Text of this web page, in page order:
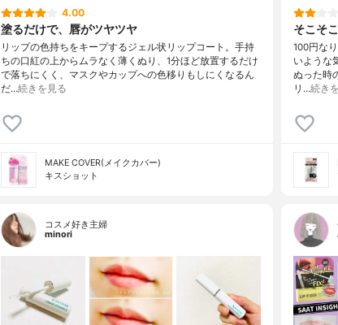
4.00
塗るだけで、唇がツヤツヤ
リップの色持ちをキープするジェル状リップコート。手持
ちの口紅の上からムラなく薄くぬり、1分ほど放置するだけ
で落ちにくく、マスクやカップへの色移りもしにくなるん
だ…続きを見る
MAKE COVER(メイクカバー)
キスショット
そこそ
100円な
いような
ぬった時
リ…続き
コスメ好き主婦
minori